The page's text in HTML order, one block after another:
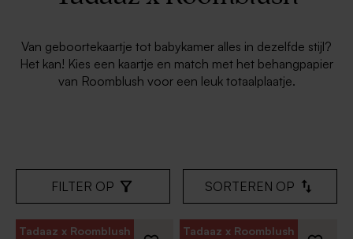
Van geboortekaartje tot babykamer alles in dezelfde stijl?
Het kan! Kies een kaartje en match met het behangpapier
van Roomblush voor een leuk totaalplaatje.
FILTER OP SORTEREN OP
Tadaaz x Roomblush Tadaaz x Roomblush